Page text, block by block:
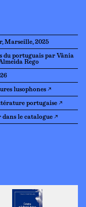
Marseille, 2025
du portuguais par Vânia
Rego
lusophones ↗
portugaise ↗
le catalogue ↗